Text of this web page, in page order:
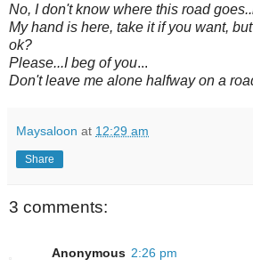
No, I don't know where this road
My hand is here, take it if you want,
ok?
Please...I beg of you...
Don't leave me alone halfway on a
Maysaloon at 12:29 am
Share
3 comments:
Anonymous 2:26 pm